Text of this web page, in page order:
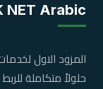
NET Arabic
المزود الاول